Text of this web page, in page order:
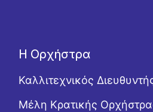
Η Ορχήστρα
Καλλιτεχνικός
Μέλη Κρατικής